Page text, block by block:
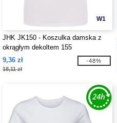
W1
JHK JK150 - Koszulka damska z
okrągłym dekoltem 155
9,36 zł
18,11 zł
-48%